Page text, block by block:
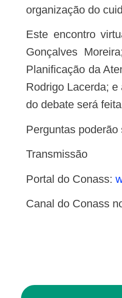
organização do
Este encontro virtual contará com a participação do coordenador de Saúde Bucal de Caxias, Maranhão, Thiago Henrique
Gonçalves
Planificação da
Rodrigo Lacerda;
do debate será
Perguntas
Transmissão
Portal do Conass:
Canal do Conass